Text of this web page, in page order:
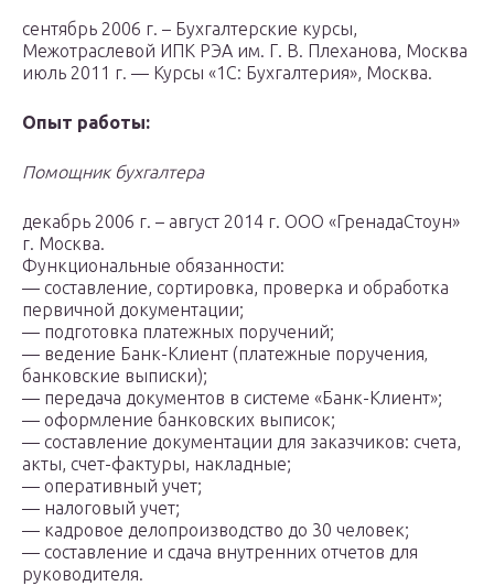
сентябрь 2006 г. – Бухгалтерские курсы,
Межотраслевой ИПК РЭА им. Г. В. Плеханова, Москва
июль 2011 г. — Курсы «1С: Бухгалтерия», Москва.
Опыт работы:
Помощник бухгалтера
декабрь 2006 г. – август 2014 г. ООО «ГренадаСтоун»
г. Москва.
Функциональные обязанности:
— составление, сортировка, проверка и обработка
первичной документации;
— подготовка платежных поручений;
— ведение Банк-Клиент (платежные поручения‚
банковские выписки);
— передача документов в системе «Банк-Клиент»;
— оформление банковских выписок;
— составление документации для заказчиков: счета,
акты, счет-фактуры, накладные;
— оперативный учет;
— налоговый учет;
— кадровое делопроизводство до 30 человек;
— составление и сдача внутренних отчетов для
руководителя.